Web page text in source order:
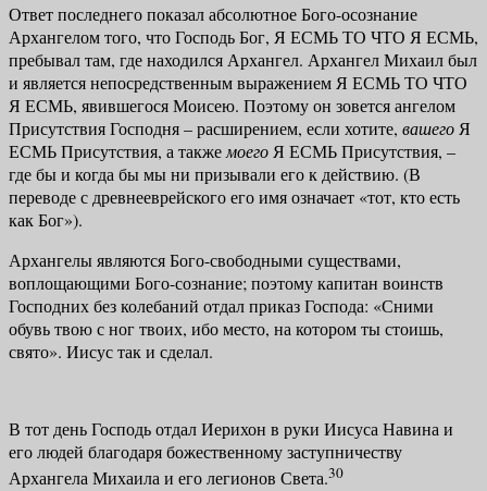
Ответ последнего показал абсолютное Бого-осознание
Архангелом того, что Господь Бог, Я ЕСМЬ ТО ЧТО Я ЕСМЬ,
пребывал там, где находился Архангел. Архангел Михаил был
и является непосредственным выражени­ем Я ЕСМЬ ТО ЧТО
Я ЕСМЬ, явившегося Моисею. Поэтому он зовется ангелом
Присутствия Господня – расширением, если хотите, вашего Я
ЕСМЬ Присутствия, а также моего Я ЕСМЬ Присутствия, –
где бы и когда бы мы ни призывали его к действию. (В
переводе с древнееврейского его имя означает «тот, кто есть
как Бог»).
Архангелы являются Бого-свободными существами,
воплощающими Бого-сознание; поэтому капитан воинств
Господних без колебаний отдал приказ Господа: «Сними
обувь твою с ног твоих, ибо место, на котором ты стоишь,
свято». Иисус так и сделал.
В тот день Господь отдал Иерихон в руки Иисуса Навина и
его людей благодаря божественному заступничеству
Архангела Михаила и его легио­нов Света.30